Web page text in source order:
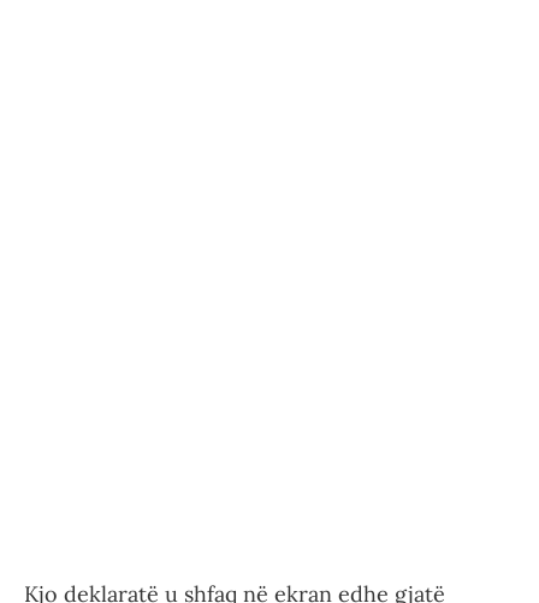
Kjo deklaratë u shfaq në ekran edhe gjatë